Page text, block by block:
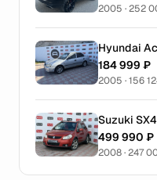
2005 · 252
Hyundai
184 999 ₽
2005 · 156
Suzuki SX4
499 990 ₽
2008 · 247